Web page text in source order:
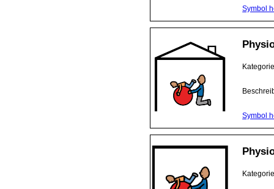
Symbol
Symbol